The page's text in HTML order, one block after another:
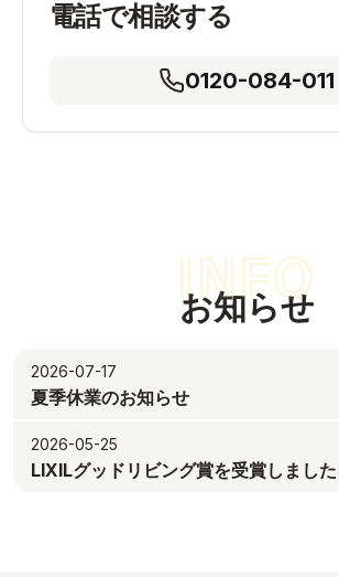
電話で相談する
0120-084-011
お知らせ
2026-07-17
夏季休業のお知らせ
2026-05-25
LIXILグッドリビング賞を受賞しました